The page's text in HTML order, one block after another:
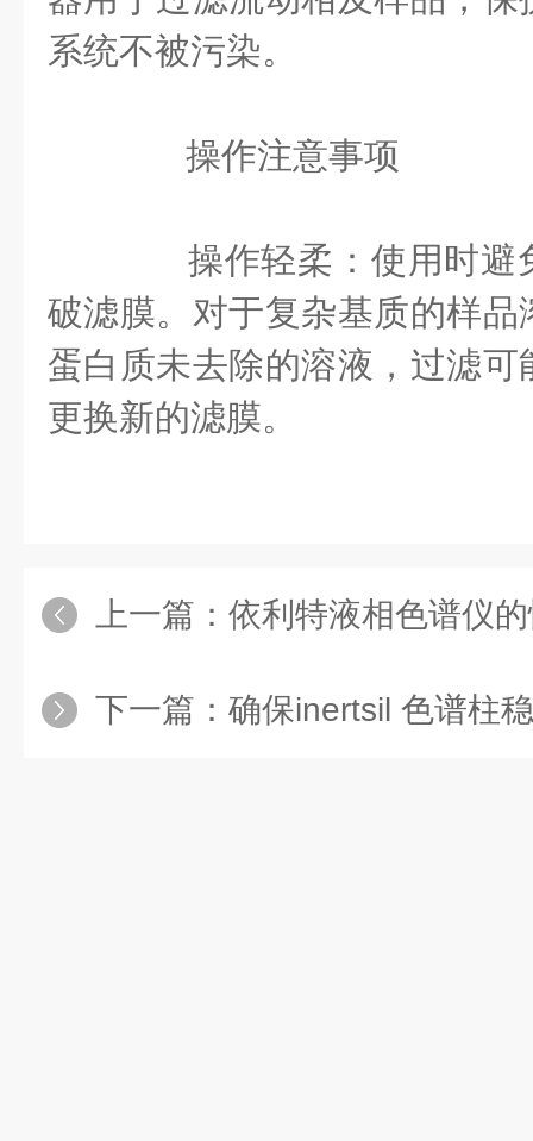
系统不被污染‌。
操作注意事项
操作轻柔‌：使用时避
破滤膜。对于复杂基质的样
蛋白质未去除的溶液，过滤
更换新的滤膜‌。
上一篇： 依利特液相色谱仪
下一篇： 确保inertsil 色谱柱